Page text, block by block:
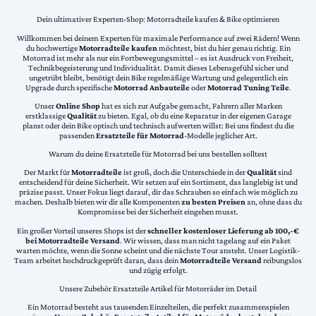
Dein ultimativer Experten-Shop: Motorradteile kaufen & Bike optimieren
Willkommen bei deinem Experten für maximale Performance auf zwei Rädern! Wenn
du hochwertigeMotorradteile kaufen möchtest, bist du hier genau richtig. Ein
Motorrad ist mehr als nur ein Fortbewegungsmittel – es ist Ausdruck von Freiheit,
Technikbegeisterung und Individualität. Damit dieses Lebensgefühl sicher und
ungetrübt bleibt, benötigt dein Bike regelmäßige Wartung und gelegentlich ein
Upgrade durch spezifischeMotorrad AnbauteileoderMotorrad Tuning Teile.
UnserOnline Shophat es sich zur Aufgabe gemacht, Fahrern aller Marken
erstklassigeQualitätzu bieten. Egal, ob du eine Reparatur in der eigenen Garage
planst oder dein Bike optisch und technisch aufwerten willst: Bei uns findest du die
passendenErsatzteile für Motorrad-Modelle jeglicher Art.
Warum du deine Ersatzteile für Motorrad bei uns bestellen solltest
Der Markt fürMotorradteileist groß, doch die Unterschiede in derQualitätsind
entscheidend für deine Sicherheit. Wir setzen auf ein Sortiment, das langlebig ist und
präzise passt. Unser Fokus liegt darauf, dir das Schrauben so einfach wie möglich zu
machen. Deshalb bieten wir dir alle Komponentenzu besten Preisenan, ohne dass du
Kompromisse bei der Sicherheit eingehen musst.
Ein großer Vorteil unseres Shops ist derschneller kostenloser Lieferung ab 100,-€
bei Motorradteile Versand. Wir wissen, dass man nicht tagelang auf ein Paket
warten möchte, wenn die Sonne scheint und die nächste Tour ansteht. Unser Logistik-
Team arbeitet hochdruckgeprüft daran, dass deinMotorradteile Versand reibungslos
und zügig erfolgt.
Unsere Zubehör Ersatzteile Artikel für Motorräder im Detail
Ein Motorrad besteht aus tausenden Einzelteilen, die perfekt zusammenspielen